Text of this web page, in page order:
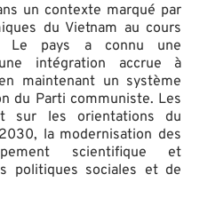
un contexte marqué par
du Vietnam au cours
Le pays a connu une
intégration accrue à
maintenant un système
du Parti communiste. Les
sur les orientations du
la modernisation des
scientifique et
politiques sociales et de